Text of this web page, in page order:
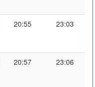
20:55 23:03
20:57 23:06